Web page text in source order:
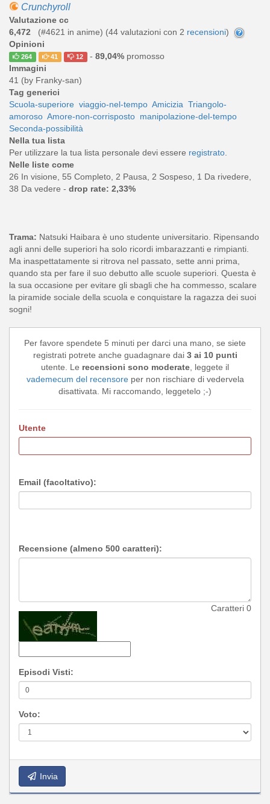
Crunchyroll
Valutazione cc
6,472
(#4621 in anime) (44 valutazioni con 2 recensioni)
Opinioni
264 41 12 - 89,04%promosso
Immagini
41 (by Franky-san)
Tag generici
Scuola-superiore viaggio-nel-tempo Amicizia Triangolo-
amoroso Amore-non-corrisposto manipolazione-del-tempo
Seconda-possibilità
Nella tua lista
Per utilizzare la tua lista personale devi essere registrato.
Nelle liste come
26 In visione, 55 Completo, 2 Pausa, 2 Sospeso, 1 Da rivedere,
38 Da vedere - drop rate: 2,33%
Trama: Natsuki Haibara è uno studente universitario. Ripensando
agli anni delle superiori ha solo ricordi imbarazzanti e rimpianti.
Ma inaspettatamente si ritrova nel passato, sette anni prima,
quando sta per fare il suo debutto alle scuole superiori. Questa è
la sua occasione per evitare gli sbagli che ha commesso, scalare
la piramide sociale della scuola e conquistare la ragazza dei suoi
sogni!
Per favore spendete 5 minuti per darci una mano, se siete
registrati potrete anche guadagnare dai 3 ai 10 punti
utente. Le recensioni sono moderate, leggete il
vademecum del recensoreper non rischiare di vedervela
disattivata. Mi raccomando, leggetelo ;-)
Utente
Email (facoltativo):
Recensione (almeno 500 caratteri):
Caratteri 0
Episodi Visti:
Voto:
Invia